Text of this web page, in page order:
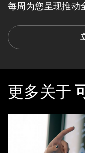
每周为您呈现推动
更多关于